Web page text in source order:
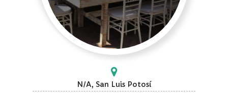
N/A, San Luis Potosí